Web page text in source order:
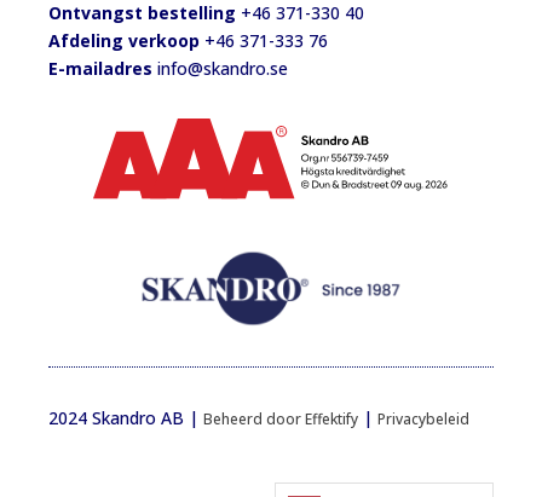
Ontvangst bestelling +46 371-330 40
Afdeling verkoop +46 371-333 76
E-mailadres info@skandro.se
2024 Skandro AB | Beheerd door Effektify | Privacybeleid